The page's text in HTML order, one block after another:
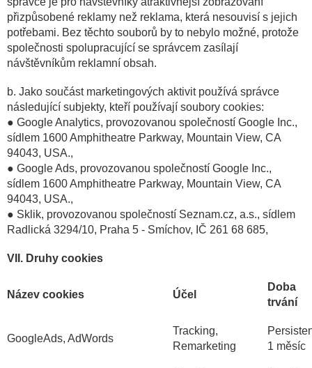
přizpůsobené reklamy než reklama, která nesouvisí s jejich
potřebami. Bez těchto souborů by to nebylo možné, protože
společnosti spolupracující se správcem zasílají
návštěvníkům reklamní obsah.
b. Jako součást marketingových aktivit používá správce
následující subjekty, kteří používají soubory cookies:
● Google Analytics, provozovanou společností Google Inc.,
sídlem 1600 Amphitheatre Parkway, Mountain View, CA
94043, USA.,
● Google Ads, provozovanou společností Google Inc.,
sídlem 1600 Amphitheatre Parkway, Mountain View, CA
94043, USA.,
● Sklik, provozovanou společností Seznam.cz, a.s., sídlem
Radlická 3294/10, Praha 5 - Smíchov, IČ 261 68 685,
VII. Druhy cookies
Název cookies Účel
Doba
trvání
GoogleAds, AdWords
Tracking,
Remarketing
1 měsíc